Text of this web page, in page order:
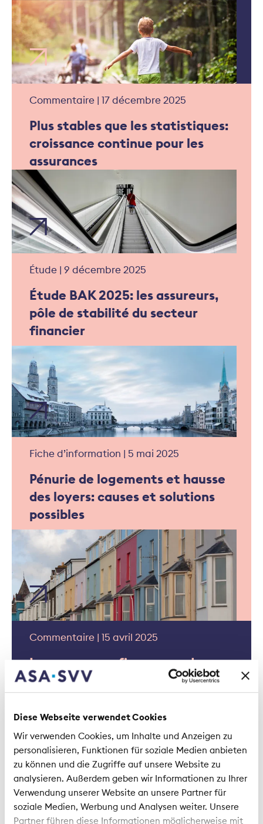
Diese Webseite verwendet Cookies
Wir verwenden Cookies, um Inhalte und Anzeigen zu
personalisieren, Funktionen für soziale Medien anbieten
zu können und die Zugriffe auf unsere Website zu
analysieren. Außerdem geben wir Informationen zu Ihrer
Verwendung unserer Website an unsere Partner für
soziale Medien, Werbung und Analysen weiter. Unsere
Partner führen diese Informationen möglicherweise mit
Commentaire | 17 décembre 2025
Plus stables que les statistiques:
croissance continue pour les
assurances
Étude | 9 décembre 2025
Étude BAK 2025: les assureurs,
pôle de stabilité du secteur
financier
Fiche d’information | 5 mai 2025
Pénurie de logements et hausse
des loyers: causes et solutions
possibles
Commentaire | 15 avril 2025
Les assureurs, financeurs de
l'armement?
Commentaire | 4 avril 2025
Les droits de douane de